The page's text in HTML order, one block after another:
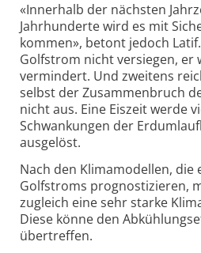
«Innerhalb der nächsten
Jahrhunderte wird es mit
kommen», betont jedoch
Golfstrom nicht versiegen, er
vermindert. Und zweitens
selbst der Zusammenbruch
nicht aus. Eine Eiszeit werde
Schwankungen der
ausgelöst.
Nach den Klimamodellen, die
Golfstroms prognostizieren,
zugleich eine sehr starke
Diese könne den
übertreffen.